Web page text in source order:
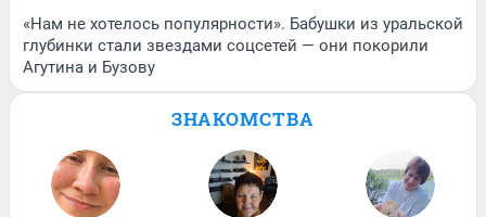
«Нам не хотелось популярности». Бабушки из уральской
глубинки стали звездами соцсетей — они покорили
Агутина и Бузову
ЗНАКОМСТВА